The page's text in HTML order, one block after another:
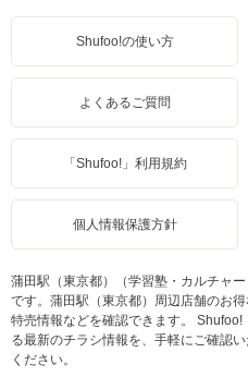
Shufoo!の使い方
よくあるご質問
「Shufoo!」利用規約
個人情報保護方針
蒲田駅（東京都）（学習塾・カルチャ
です。蒲田駅（東京都）周辺店舗のお
特売情報などを確認できます。 Shufoo!
る最新のチラシ情報を、手軽にご確認
ください。